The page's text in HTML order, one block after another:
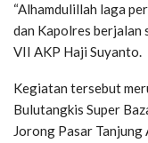
“Alhamdulillah laga
dan Kapolres berjalan
VII AKP Haji Suyanto.
Kegiatan tersebut
Bulutangkis Super
Jorong Pasar